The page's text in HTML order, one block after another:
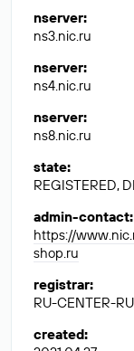
nserver:
ns3.nic.ru
nserver:
ns4.nic.ru
nserver:
ns8.nic.ru
state:
REGISTERED,
admin-contact:
https://
shop.ru
registrar:
RU-CENTER-RU
created: